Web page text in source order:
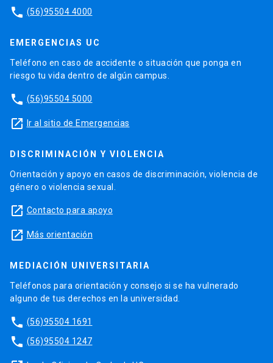
phone (56)95504 4000
EMERGENCIAS UC
Teléfono en caso de accidente o situación que ponga en
riesgo tu vida dentro de algún campus.
phone (56)95504 5000
launch Ir al sitio de Emergencias
DISCRIMINACIÓN Y VIOLENCIA
Orientación y apoyo en casos de discriminación, violencia de
género o violencia sexual.
launch Contacto para apoyo
launch Más orientación
MEDIACIÓN UNIVERSITARIA
Teléfonos para orientación y consejo si se ha vulnerado
alguno de tus derechos en la universidad.
phone (56)95504 1691
phone (56)95504 1247